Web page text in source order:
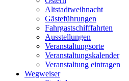
Altstadtweihnacht
Gästeführungen
Fahrgastschifffahrten
Ausstellungen
Veranstaltungsorte
Veranstaltungskalender
Veranstaltung eintragen
Wegweiser